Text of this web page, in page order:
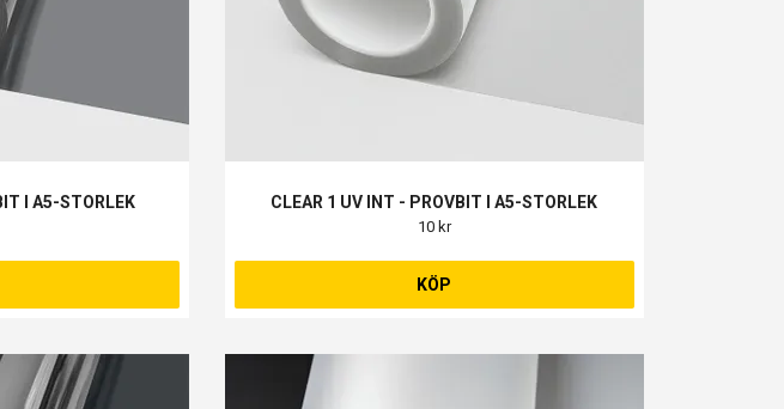
I A5-STORLEK CLEAR 1 UV INT - PROVBIT I A5-STORLEK
10 kr
KÖP